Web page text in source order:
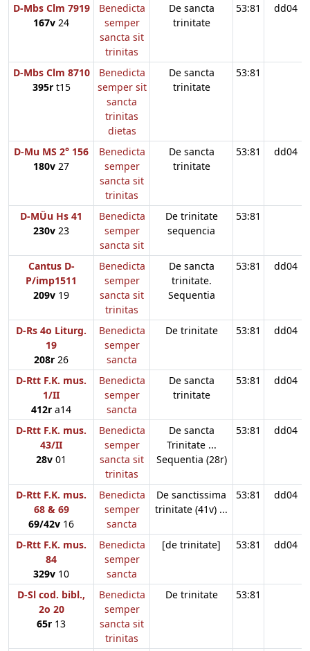
D-Mbs Clm 7919
167v 24
Benedicta
semper
sancta sit
trinitas
De sancta
trinitate
53:81 dd04
D-Mbs Clm 8710
395rt15
Benedicta
semper sit
sancta
trinitas
dietas
De sancta
trinitate
53:81
D-Mu MS 2° 156
180v 27
Benedicta
semper
sancta sit
trinitas
De sancta
trinitate
53:81 dd04
D-MÜu Hs 41
230v 23
Benedicta
semper
sancta sit
De trinitate
sequencia
53:81
Cantus D-
P/imp1511
209v 19
Benedicta
semper
sancta sit
trinitas
De sancta
trinitate.
Sequentia
53:81 dd04
D-Rs 4o Liturg.
19
208r 26
Benedicta
semper
sancta
De trinitate 53:81 dd04
D-Rtt F.K. mus.
1/II
412r a14
Benedicta
semper
sancta
De sancta
trinitate
53:81 dd04
D-Rtt F.K. mus.
43/II
28v 01
Benedicta
semper
sancta sit
trinitas
De sancta
Trinitate ...
Sequentia (28r)
53:81 dd04
D-Rtt F.K. mus.
68 & 69
69/42v 16
Benedicta
semper
sancta
De sanctissima
trinitate (41v) ...
53:81 dd04
D-Rtt F.K. mus.
84
329v 10
Benedicta
semper
sancta
[de trinitate] 53:81 dd04
D-Sl cod. bibl.,
2o 20
65r 13
Benedicta
semper
sancta sit
trinitas
De trinitate 53:81